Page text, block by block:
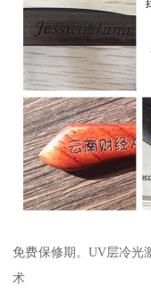
免费保修期。UV层冷光
术